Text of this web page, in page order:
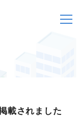
載されました